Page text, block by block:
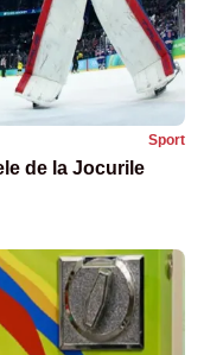
Sport
de la Jocurile